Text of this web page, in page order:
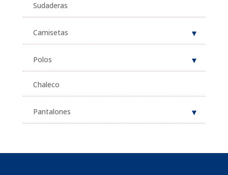
Sudaderas
Camisetas
Polos
Chaleco
Pantalones